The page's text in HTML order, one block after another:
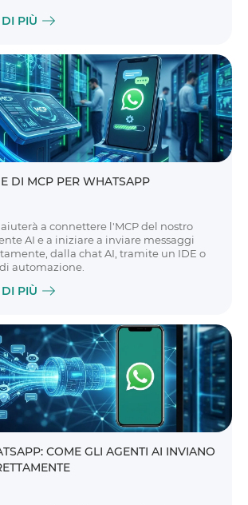
DI PIÙ
DI MCP PER WHATSAPP
a connettere l'MCP del nostro
AI e a iniziare a inviare messaggi
dalla chat AI, tramite un IDE o
automazione.
DI PIÙ
COME GLI AGENTI AI INVIANO